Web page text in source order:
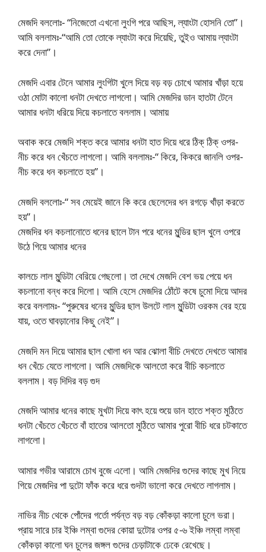
মেজদি বললোঃ- “নিজেতো এখনো লুংগি পরে আছিস, ল্যাংটা হোসনি তো”।
আমি বললামঃ-“আমি তো তোকে ল্যাংটা করে দিয়েছি, তুইও আমায় ল্যাংটা
করে দেনা”।
মেজদি এবার টেনে আমার লুংগিটা খুলে দিয়ে বড় বড় চোখে আমার খাঁড়া হয়ে
ওঠা মোটা কালো ধনটা দেখতে লাগলো। আমি মেজদির ডান হাতটা টেনে
আমার ধনটা ধরিয়ে দিয়ে কচলাতে বললাম। আমায়
অবাক করে মেজদি শক্ত করে আমার ধনটা হাত দিয়ে ধরে ঠিক্ ঠিক্ ওপর-
নীচ করে ধন খেঁচতে লাগলো। আমি বললামঃ-“ কিরে, কিকরে জানলি ওপর-
নীচ করে ধন কচলাতে হয়”।
মেজদি বললোঃ-“ সব মেয়েই জানে কি করে ছেলেদের ধন রগড়ে খাঁড়া করতে
হয়”।
মেজদির ধন কচলানোতে ধনের ছালে টান পরে ধনের মুন্ডির ছাল খুলে ওপরে
উঠে গিয়ে আমার ধনের
কালচে লাল মুন্ডিটা বেরিয়ে গেছলো। তা দেখে মেজদি বেশ ভয় পেয়ে ধন
কচলানো বন্ধ করে দিলো। আমি হেসে মেজদির ঠোঁটে কষে চুমো দিয়ে আদর
করে বললামঃ- “পুরুষের ধনের মুন্ডির ছাল উলটে লাল মুন্ডিটা ওরকম বের হয়ে
যায়, ওতে ঘাবড়ানোর কিছু নেই”।
মেজদি মন দিয়ে আমার ছাল খোলা ধন আর ঝোলা বীচি দেখতে দেখতে আমার
ধন খেঁচে যেতে লাগলো। আমি মেজদিকে আলতো করে বীচি কচলাতে
বললাম। বড় দিদির বড় গুদ
মেজদি আমার ধনের কাছে মুখটা দিয়ে কাৎ হয়ে শুয়ে ডান হাতে শক্ত মুঠিতে
ধনটা খেঁচতে খেঁচতে বাঁ হাতের আলতো মুঠিতে আমার পুরো বীচি ধরে চটকাতে
লাগলো।
আমার গভীর আরামে চোখ বুজে এলো। আমি মেজদির গুদের কাছে মুখ নিয়ে
গিয়ে মেজদির পা দুটো ফাঁক করে ধরে গুদটা ভালো করে দেখতে লাগলাম।
নাভির নীচ থেকে পোঁদের গর্তো পর্যন্ত বড় বড় কোঁকড়া কালো চুলে ভরা।
প্রায় সারে চার ইঞ্চি লম্বা গুদের কোয়া দুটোর ওপর ৫-৬ ইঞ্চি লম্বা লম্বা
কোঁকড়া কালো ঘন চুলের জঙ্গল গুদের চেড়াটাকে ঢেকে রেখেছে।